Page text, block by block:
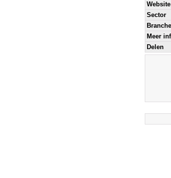
Website
Sector
Branche
Meer
Delen